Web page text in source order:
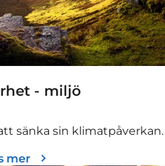
- miljö
sänka sin klimatpåverkan.
mer